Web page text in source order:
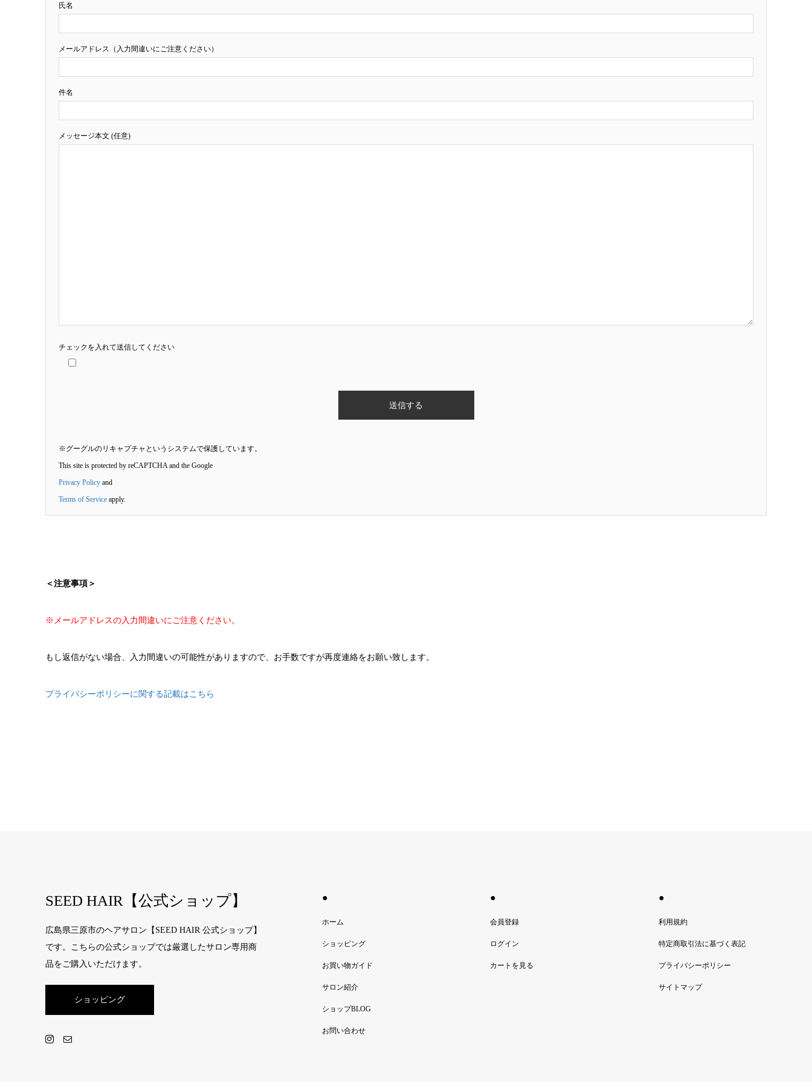
氏名
メールアドレス（入力間違いにご注意ください）
件名
メッセージ本文 (任意)
チェックを入れて送信してください
※グーグルのリキャプチャというシステムで保護しています。
This site is protected by reCAPTCHA and the Google
Privacy Policyand
Terms of Serviceapply.
＜注意事項＞
※メールアドレスの入力間違いにご注意ください。
もし返信がない場合、入力間違いの可能性がありますので、お手数ですが再度連絡をお願い致します。
プライバシーポリシーに関する記載はこちら
SEED HAIR【公式ショップ】
広島県三原市のヘアサロン【SEED HAIR 公式ショップ】
です。こちらの公式ショップでは厳選したサロン専用商
品をご購入いただけます。
ショッピング
●
ホーム
ショッピング
お買い物ガイド
サロン紹介
ショップBLOG
お問い合わせ
●
会員登録
ログイン
カートを見る
●
利用規約
特定商取引法に基づく表記
プライバシーポリシー
サイトマップ